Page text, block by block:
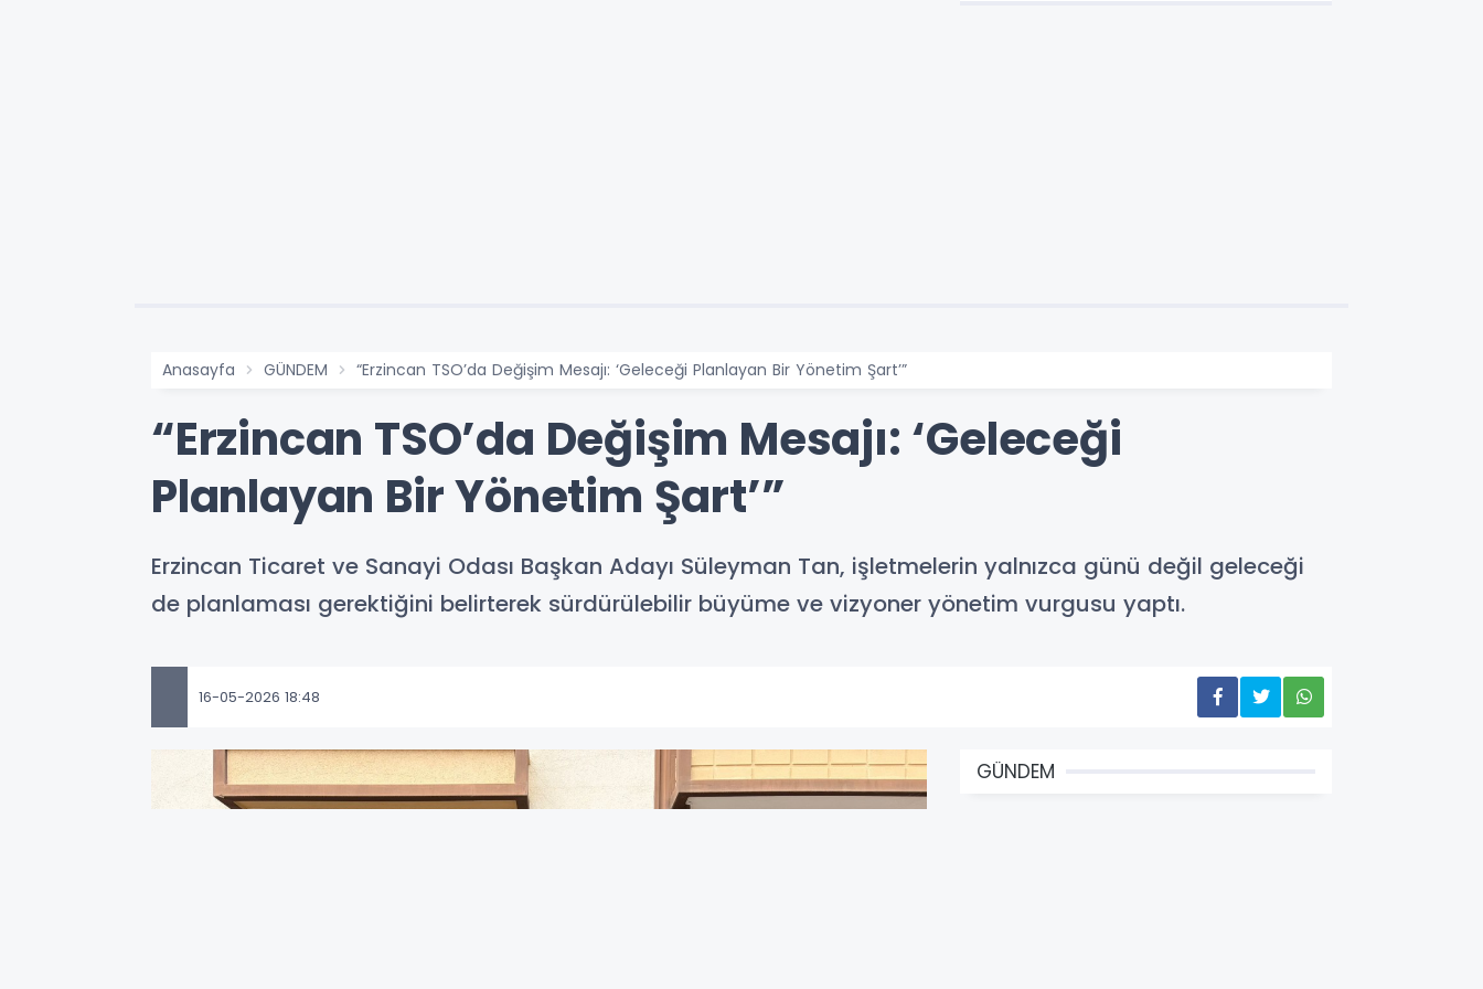
Anasayfa GÜNDEM “Erzincan TSO’da Değişim Mesajı: ‘Geleceği Planlayan Bir Yönetim Şart’”
“Erzincan TSO’da Değişim Mesajı: ‘Geleceği
Planlayan Bir Yönetim Şart’”
Erzincan Ticaret ve Sanayi Odası Başkan Adayı Süleyman Tan, işletmelerin yalnızca günü değil geleceği
de planlaması gerektiğini belirterek sürdürülebilir büyüme ve vizyoner yönetim vurgusu yaptı.
16-05-2026 18:48
GÜNDEM